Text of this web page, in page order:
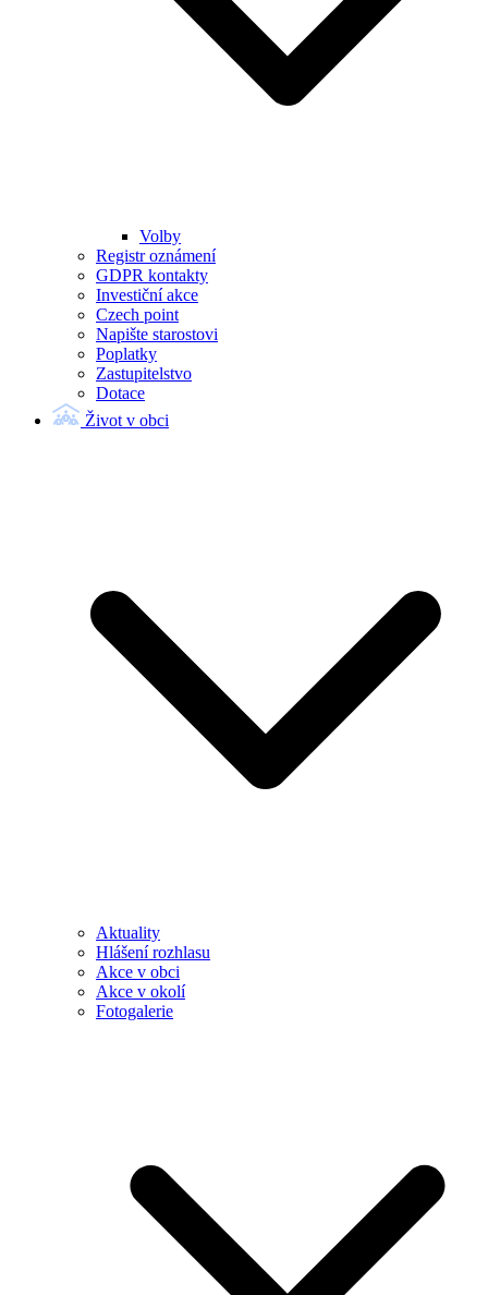
Volby
Registr oznámení
GDPR kontakty
Investiční akce
Czech point
Napište starostovi
Poplatky
Zastupitelstvo
Dotace
Život v obci
Aktuality
Hlášení rozhlasu
Akce v obci
Akce v okolí
Fotogalerie